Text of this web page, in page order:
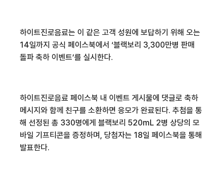
하이트진로음료는 이 같은 고객 성원에 보답하기 위해 오는
14일까지 공식 페이스북에서 ‘블랙보리 3,300만병 판매
돌파 축하 이벤트’를 실시한다.
하이트진로음료 페이스북 내 이벤트 게시물에 댓글로 축하
메시지와 함께 친구를 소환하면 응모가 완료된다. 추첨을 통
해 선정된 총 330명에게 블랙보리 520mL 2병 상당의 모
바일 기프티콘을 증정하며 , 당첨자는 18일 페이스북을 통해
발표한다.